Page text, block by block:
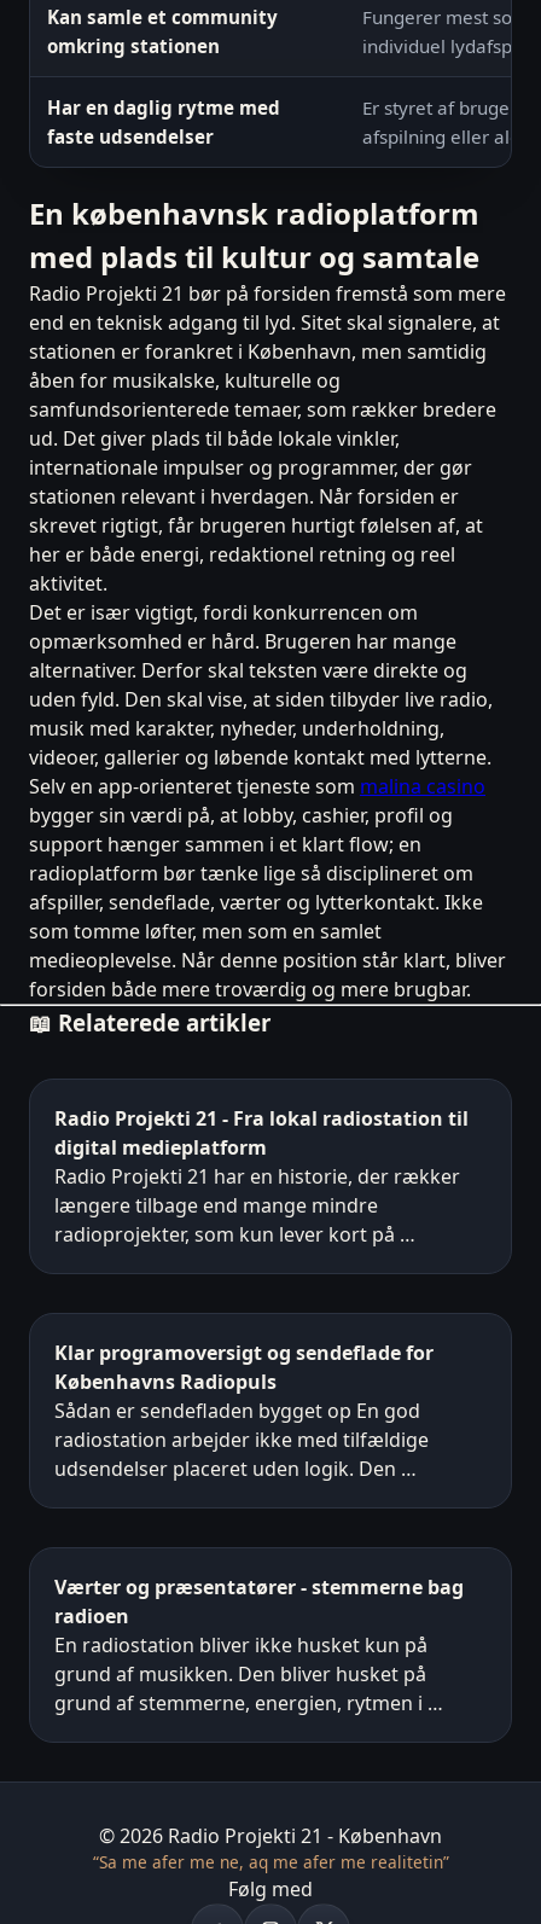
Kan samle et community
omkring stationen
Fungerer mest som
individuel
Har en daglig rytme med
faste udsendelser
Er styret af
afspilning eller
En københavnsk radioplatform
med plads til kultur og samtale
Radio Projekti 21 bør på forsiden fremstå som mere
end en teknisk adgang til lyd. Sitet skal signalere, at
stationen er forankret i København, men samtidig
åben for musikalske, kulturelle og
samfundsorienterede temaer, som rækker bredere
ud. Det giver plads til både lokale vinkler,
internationale impulser og programmer, der gør
stationen relevant i hverdagen. Når forsiden er
skrevet rigtigt, får brugeren hurtigt følelsen af, at
her er både energi, redaktionel retning og reel
aktivitet.
Det er især vigtigt, fordi konkurrencen om
opmærksomhed er hård. Brugeren har mange
alternativer. Derfor skal teksten være direkte og
uden fyld. Den skal vise, at siden tilbyder live radio,
musik med karakter, nyheder, underholdning,
videoer, gallerier og løbende kontakt med lytterne.
Selv en app-orienteret tjeneste som malina casino
bygger sin værdi på, at lobby, cashier, profil og
support hænger sammen i et klart flow; en
radioplatform bør tænke lige så disciplineret om
afspiller, sendeflade, værter og lytterkontakt. Ikke
som tomme løfter, men som en samlet
medieoplevelse. Når denne position står klart, bliver
forsiden både mere troværdig og mere brugbar.
📖 Relaterede artikler
Radio Projekti 21 - Fra lokal radiostation til
digital medieplatform
Radio Projekti 21 har en historie, der rækker
længere tilbage end mange mindre
radioprojekter, som kun lever kort på …
Klar programoversigt og sendeflade for
Københavns Radiopuls
Sådan er sendefladen bygget op En god
radiostation arbejder ikke med tilfældige
udsendelser placeret uden logik. Den …
Værter og præsentatører - stemmerne bag
radioen
En radiostation bliver ikke husket kun på
grund af musikken. Den bliver husket på
grund af stemmerne, energien, rytmen i …
© 2026 Radio Projekti 21 - København
“Sa me afer me ne, aq me afer me realitetin”
Følg med